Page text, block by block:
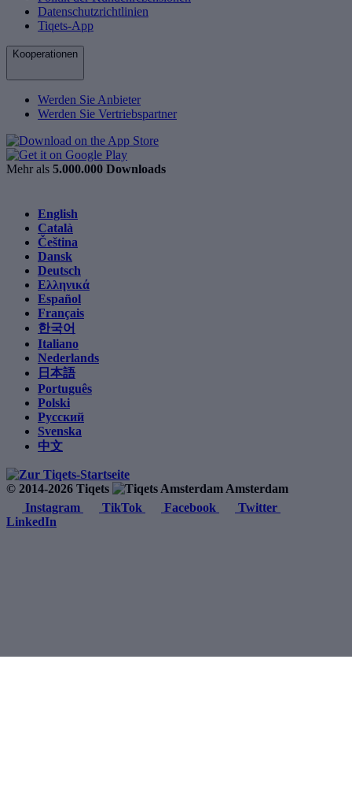
Datenschutzrichtlinien
Tiqets-App
Kooperationen
Werden Sie Anbieter
Werden Sie Vertriebspartner
Mehr als 5.000.000 Downloads
English
Català
Čeština
Dansk
Deutsch
Ελληνικά
Español
Français
한국어
Italiano
Nederlands
日本語
Português
Polski
Русский
Svenska
中文
© 2014-2026 Tiqets
Amsterdam
Instagram
TikTok Facebook
Twitter
LinkedIn